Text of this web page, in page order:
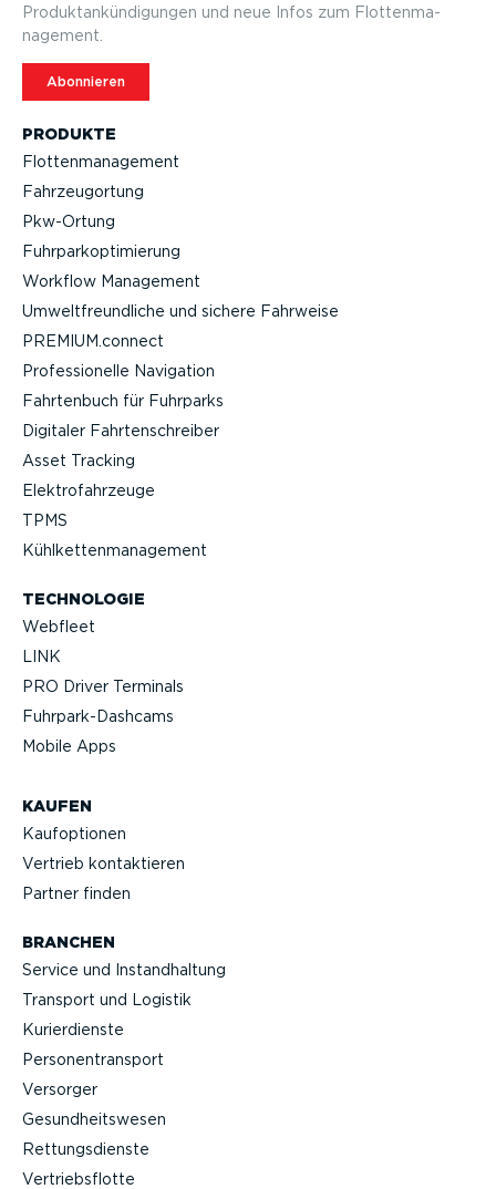
PRODUKTE
Flotten­ma­nagement
Fahrzeu­g­ortung
Pkw-Ortung
Fuhrpar­k­op­ti­mierung
Workflow Management
Umwelt­freund­liche und sichere Fahrweise
PREMIUM.connect
Profes­sio­nelle Navigation
Fahrtenbuch für Fuhrparks
Digitaler Fahrten­schreiber
Asset Tracking
Elektro­fahr­zeuge
TPMS
Kühlket­ten­ma­nagement
TECHNOLOGIE
Webfleet
LINK
PRO Driver Terminals
Fuhrpar­k-Da­shcams
Mobile Apps
KAUFEN
Kaufop­tionen
Vertrieb kontak­tieren
Partner finden
BRANCHEN
Service und Instand­haltung
Transport und Logistik
Kurier­dienste
Perso­nen­transport
Versorger
Gesund­heits­wesen
Rettungs­dienste
Vertriebs­flotte
Produktan­kün­di­gungen und neue Infos zum Flotten­ma­
nagement.
Abonnieren